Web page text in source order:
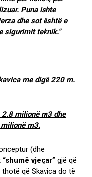
Puna ishte
dhe sot është e
sigurimit teknik.”
me digë 220 m.
milionë m3 dhe
m3.
(dhe
“shumë vjeçar” gjë që
që Skavica do të